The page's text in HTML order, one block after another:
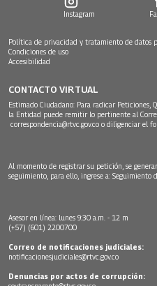
Instagram
Política de privacidad y tratamiento de datos
Condiciones de uso
Accesibilidad
CONTACTO VIRTUAL
Estimado Ciudadano: Para radicar Peticiones,
la Entidad puede remitir lo pertinente al
correspondencia@rtvc.gov.co o diligenciar el
Al momento de registrar su petición, se
seguimiento, para ello, ingrese a: Seguimiento
Asesor en línea: lunes 9:30 a.m. - 12 m
(+57) (601) 2200700
Correo de notificaciones judiciales:
notificacionesjudiciales@rtvc.gov.co
Denuncias por actos de corrupción: